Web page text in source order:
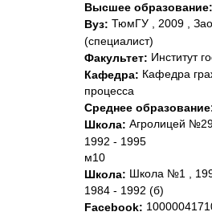
Высшее образование:
Вуз: ТюмГУ , 2009 ,
(специалист)
Факультет: Институт
Кафедра: Кафедра
процесса
Среднее
Школа: Агролицей
1992 - 1995
м10
Школа: Школа №1 ,
1984 - 1992 (б)
Facebook: